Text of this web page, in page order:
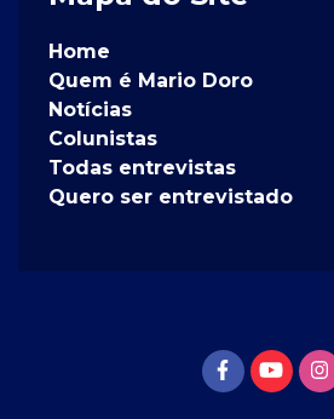
Home
Quem é Mario Doro
Notícias
Colunistas
Todas entrevistas
Quero ser entrevistado